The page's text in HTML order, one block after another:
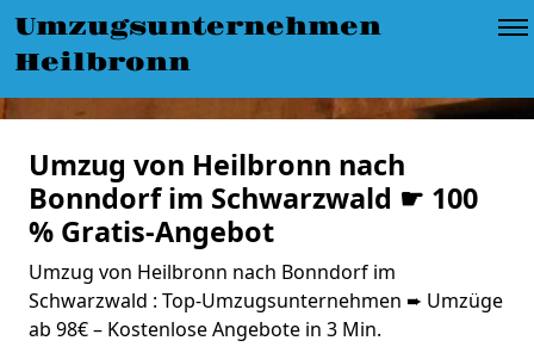
Umzugsunternehmen
Heilbronn
Umzug von Heilbronn nach
Bonndorf im Schwarzwald ☛ 100
% Gratis-Angebot
Umzug von Heilbronn nach Bonndorf im
Schwarzwald : Top-Umzugsunternehmen ➨ Umzüge
ab 98€ – Kostenlose Angebote in 3 Min.